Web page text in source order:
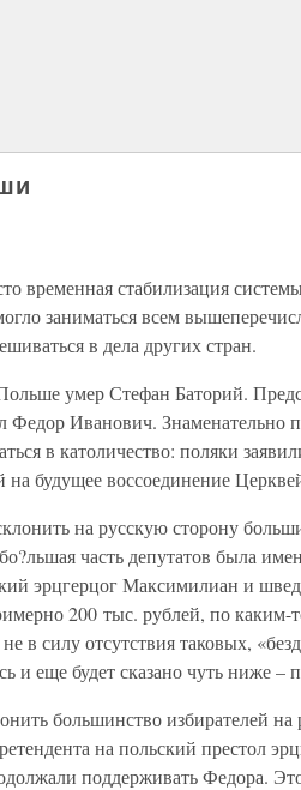
временная стабилизация
заниматься всем
в дела других стран.
умер Стефан Баторий.
Федор Иванович. Знаменательно
в католичество: поляки
будущее воссоединение
на русскую сторону
часть депутатов была
эрцгерцог Максимилиан и
200 тыс. рублей, по
в силу отсутствия таковых,
и еще будет сказано чуть ниже –
большинство избирателей
на польский престол
поддерживать Федора.